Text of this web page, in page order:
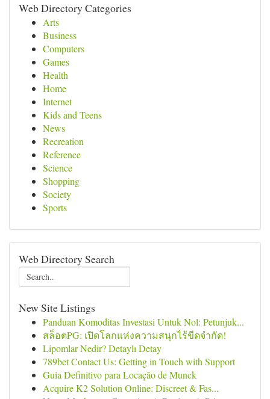
Web Directory Categories
Arts
Business
Computers
Games
Health
Home
Internet
Kids and Teens
News
Recreation
Reference
Science
Shopping
Society
Sports
Web Directory Search
New Site Listings
Panduan Komoditas Investasi Untuk Nol: Petunjuk...
สล็อตPG: เปิดโลกแห่งความสนุกไร้ขีดจำกัด!
Lipomlar Nedir? Detaylı Detay
789bet Contact Us: Getting in Touch with Support
Guia Definitivo para Locação de Munck
Acquire K2 Solution Online: Discreet & Fas...